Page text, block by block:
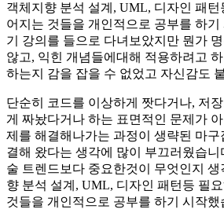
객체지향 분석 설계, UML, 디자인 패턴
어지는 것들을 개인적으로 공부를 하기
기 강의를 들으로 다녀보았지만 뭔가
않고, 익힌 개념들에대해 적용하려고
하는지 감을 잡을 수 없었고 자신감도
단순히 코드를 이상하게 짯다거나, 저
게 짜놨다거나 하는 표면적인 문제가
제를 해결해나가는 과정이 생략된 마구
결해 왔다는 생각에 많이 부끄러웠습니
술 트렌드보다 중요한것이 무엇인지 생
향 분석 설계, UML, 디자인 패턴등 필
것들을 개인적으로 공부를 하기 시작했